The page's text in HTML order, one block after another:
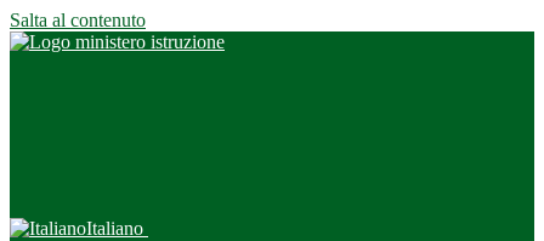
Salta al contenuto
Italiano